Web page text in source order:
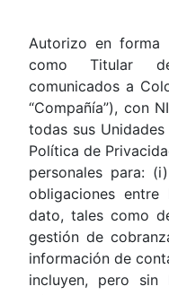
Autorizo en forma
como Titular
comunicados a
“Compañía”), con
todas sus
Política de
personales para:
obligaciones
dato, tales como
gestión de
información de
incluyen, pero sin